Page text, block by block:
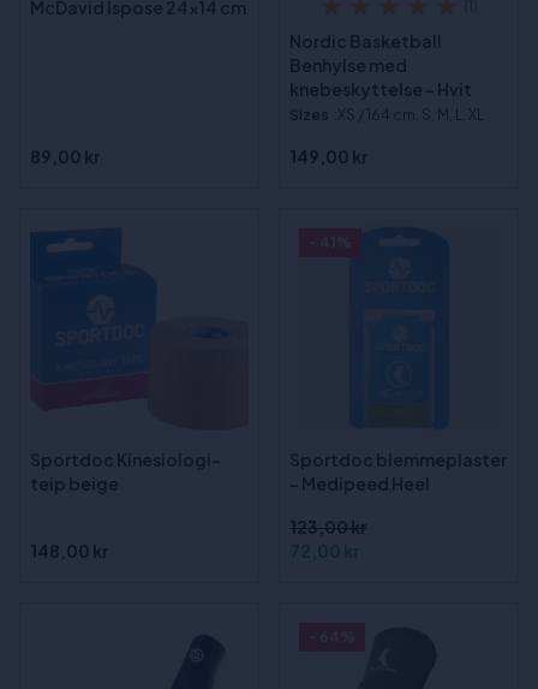
McDavid Ispose 24x14 cm
89,00 kr
Nordic Basketball
Benhylse med
knebeskyttelse - Hvit
Sizes :XS / 164 cm, S, M, L, XL
149,00 kr
Sportdoc Kinesiologi-
teip beige
148,00 kr
Sportdoc blemmeplaster
- Medipeed Heel
123,00 kr
72,00 kr